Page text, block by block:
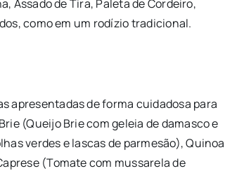
Assado de Tira, Paleta de Cordeiro,
como em um rodízio tradicional.
apresentadas de forma cuidadosa para
(Queijo Brie com geleia de damasco e
verdes e lascas de parmesão), Quinoa
(Tomate com mussarela de